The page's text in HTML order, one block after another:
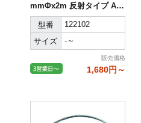
mmΦx2m 反射タイプ AB
S樹脂
型番
122102
サイズ
-～
販売価格
1,680円～